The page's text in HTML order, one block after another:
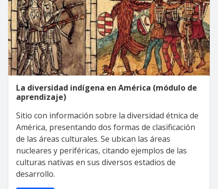
La diversidad indígena en América (módulo de
aprendizaje)
Sitio con información sobre la diversidad étnica de
América, presentando dos formas de clasificación
de las áreas culturales. Se ubican las áreas
nucleares y periféricas, citando ejemplos de las
culturas nativas en sus diversos estadios de
desarrollo.